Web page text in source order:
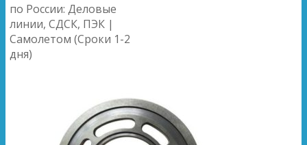
по России: Деловые
линии, СДСК, ПЭК |
Самолетом (Сроки 1-2
дня)